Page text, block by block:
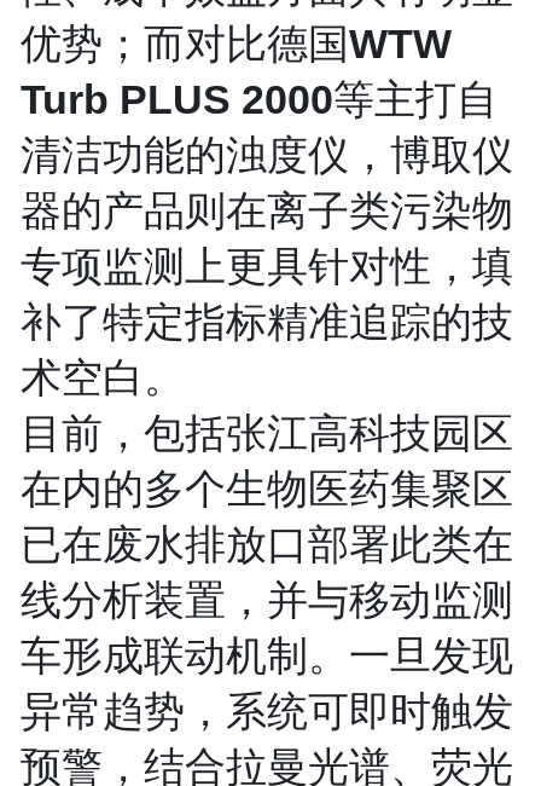
优势；而对比德国WTW
Turb PLUS 2000等主打自
清洁功能的浊度仪，博取仪
器的产品则在离子类污染物
专项监测上更具针对性，填
补了特定指标精准追踪的技
术空白。
目前，包括张江高科技园区
在内的多个生物医药集聚区
已在废水排放口部署此类在
线分析装置，并与移动监测
车形成联动机制。一旦发现
异常趋势，系统可即时触发
预警，结合拉曼光谱、荧光